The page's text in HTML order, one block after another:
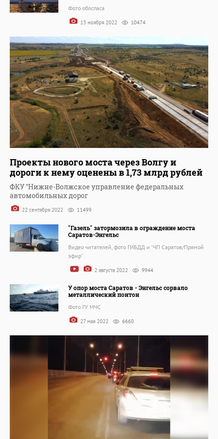
Фото облспаса
13 ноября 2022 10474
Проекты нового моста через Волгу и
дороги к нему оценены в 1,73 млрд рублей
ФКУ "Нижне-Волжское управление федеральных
автомобильных дорог
22 сентября 2022 11499
"Газель" затормозила в ограждение моста
Саратов-Энгельс
Видео читателей, фото ГИБДД и "ЧП Саратов/Прямой
эфир"
2 августа 2022 9944
У опор моста Саратов - Энгельс сорвало
металлический понтон
Фото ГУ МЧС
27 мая 2022 6660